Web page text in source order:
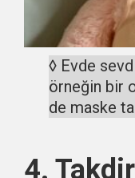
◊ Evde
örneğin bir
de maske
4.